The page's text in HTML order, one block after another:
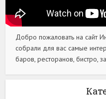
Добро пожаловать на сайт
собрали для вас самые
баров, ресторанов, бистро,